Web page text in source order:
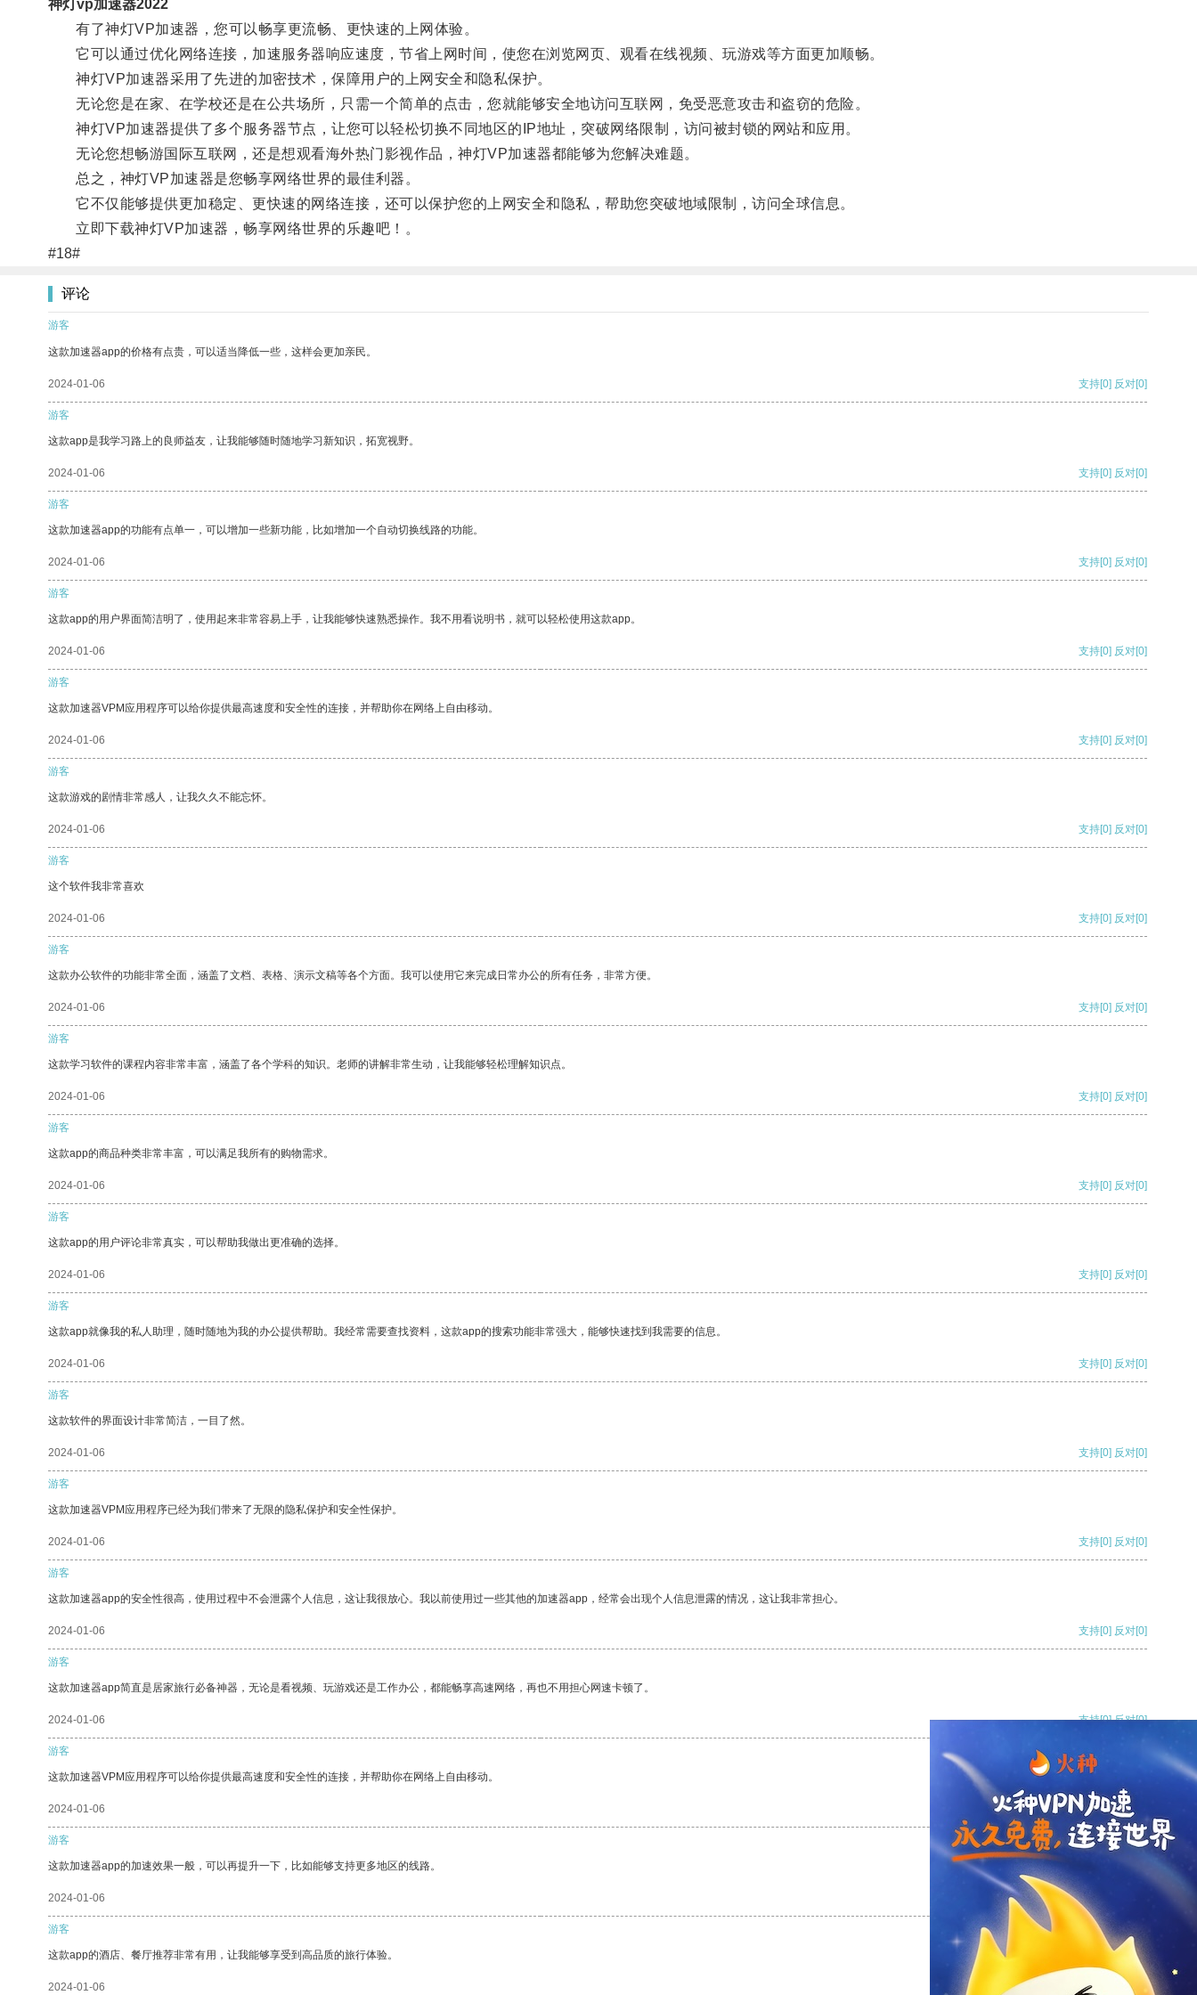
神灯vp加速器2022
有了神灯VP加速器，您可以畅享更流畅、更快速的上网体验。
它可以通过优化网络连接，加速服务器响应速度，节省上网时间，使您在浏览网页、观看在线视频、玩游戏等方面更加顺畅。
神灯VP加速器采用了先进的加密技术，保障用户的上网安全和隐私保护。
无论您是在家、在学校还是在公共场所，只需一个简单的点击，您就能够安全地访问互联网，免受恶意攻击和盗窃的危险。
神灯VP加速器提供了多个服务器节点，让您可以轻松切换不同地区的IP地址，突破网络限制，访问被封锁的网站和应用。
无论您想畅游国际互联网，还是想观看海外热门影视作品，神灯VP加速器都能够为您解决难题。
总之，神灯VP加速器是您畅享网络世界的最佳利器。
它不仅能够提供更加稳定、更快速的网络连接，还可以保护您的上网安全和隐私，帮助您突破地域限制，访问全球信息。
立即下载神灯VP加速器，畅享网络世界的乐趣吧！。
#18#
评论
游客
这款加速器app的价格有点贵，可以适当降低一些，这样会更加亲民。
2024-01-06 支持[0] 反对[0]
游客
这款app是我学习路上的良师益友，让我能够随时随地学习新知识，拓宽视野。
2024-01-06 支持[0] 反对[0]
游客
这款加速器app的功能有点单一，可以增加一些新功能，比如增加一个自动切换线路的功能。
2024-01-06 支持[0] 反对[0]
游客
这款app的用户界面简洁明了，使用起来非常容易上手，让我能够快速熟悉操作。我不用看说明书，就可以轻松使用这款app。
2024-01-06 支持[0] 反对[0]
游客
这款加速器VPM应用程序可以给你提供最高速度和安全性的连接，并帮助你在网络上自由移动。
2024-01-06 支持[0] 反对[0]
游客
这款游戏的剧情非常感人，让我久久不能忘怀。
2024-01-06 支持[0] 反对[0]
游客
这个软件我非常喜欢
2024-01-06 支持[0] 反对[0]
游客
这款办公软件的功能非常全面，涵盖了文档、表格、演示文稿等各个方面。我可以使用它来完成日常办公的所有任务，非常方便。
2024-01-06 支持[0] 反对[0]
游客
这款学习软件的课程内容非常丰富，涵盖了各个学科的知识。老师的讲解非常生动，让我能够轻松理解知识点。
2024-01-06 支持[0] 反对[0]
游客
这款app的商品种类非常丰富，可以满足我所有的购物需求。
2024-01-06 支持[0] 反对[0]
游客
这款app的用户评论非常真实，可以帮助我做出更准确的选择。
2024-01-06 支持[0] 反对[0]
游客
这款app就像我的私人助理，随时随地为我的办公提供帮助。我经常需要查找资料，这款app的搜索功能非常强大，能够快速找到我需要的信息。
2024-01-06 支持[0] 反对[0]
游客
这款软件的界面设计非常简洁，一目了然。
2024-01-06 支持[0] 反对[0]
游客
这款加速器VPM应用程序已经为我们带来了无限的隐私保护和安全性保护。
2024-01-06 支持[0] 反对[0]
游客
这款加速器app的安全性很高，使用过程中不会泄露个人信息，这让我很放心。我以前使用过一些其他的加速器app，经常会出现个人信息泄露的情况，这让我非常担心。
2024-01-06 支持[0] 反对[0]
游客
这款加速器app简直是居家旅行必备神器，无论是看视频、玩游戏还是工作办公，都能畅享高速网络，再也不用担心网速卡顿了。
2024-01-06 支持[0] 反对[0]
游客
这款加速器VPM应用程序可以给你提供最高速度和安全性的连接，并帮助你在网络上自由移动。
2024-01-06 支持[0] 反对
游客
这款加速器app的加速效果一般，可以再提升一下，比如能够支持更多地区的线路。
2024-01-06 支持
游客
这款app的酒店、餐厅推荐非常有用，让我能够享受到高品质的旅行体验。
2024-01-06 支持 反对 [0]